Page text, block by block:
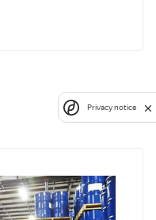
Privacy notice